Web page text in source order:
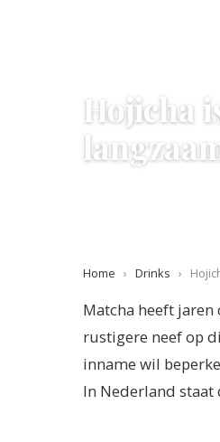
Hojicha
Home › Drinks ›
Matcha heeft
rustigere neef op
inname wil
In Nederland staat